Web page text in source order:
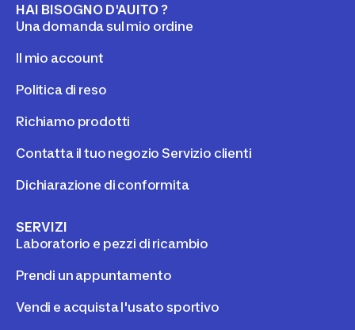
HAI BISOGNO D'AUITO ?
Una domanda sul mio ordine
Il mio account
Politica di reso
Richiamo prodotti
Contatta il tuo negozio Servizio clienti
Dichiarazione di conformita
SERVIZI
Laboratorio e pezzi di ricambio
Prendi un appuntamento
Vendi e acquista l'usato sportivo